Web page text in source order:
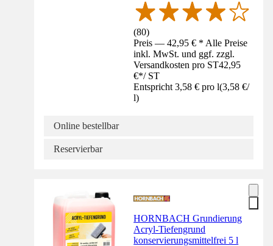
(80)
Preis — 42,95 € * Alle Preise
inkl. MwSt. und ggf. zzgl.
Versandkosten pro ST42,95
€*/ ST
Entspricht 3,58 € pro l(3,58 €/
l)
Online bestellbar
Reservierbar
HORNBACH Grundierung
Acryl-Tiefengrund
konservierungsmittelfrei 5 l